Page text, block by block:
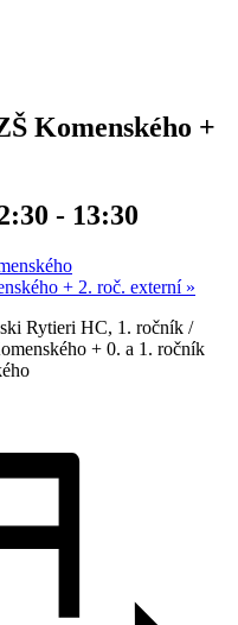
Komenského +
- 13:30
+ 2. roč. externí »
Rytieri HC, 1. ročník /
+ 0. a 1. ročník